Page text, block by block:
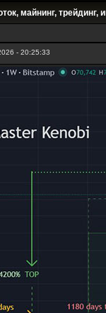
майнинг, трейдинг,
- 20:25:33